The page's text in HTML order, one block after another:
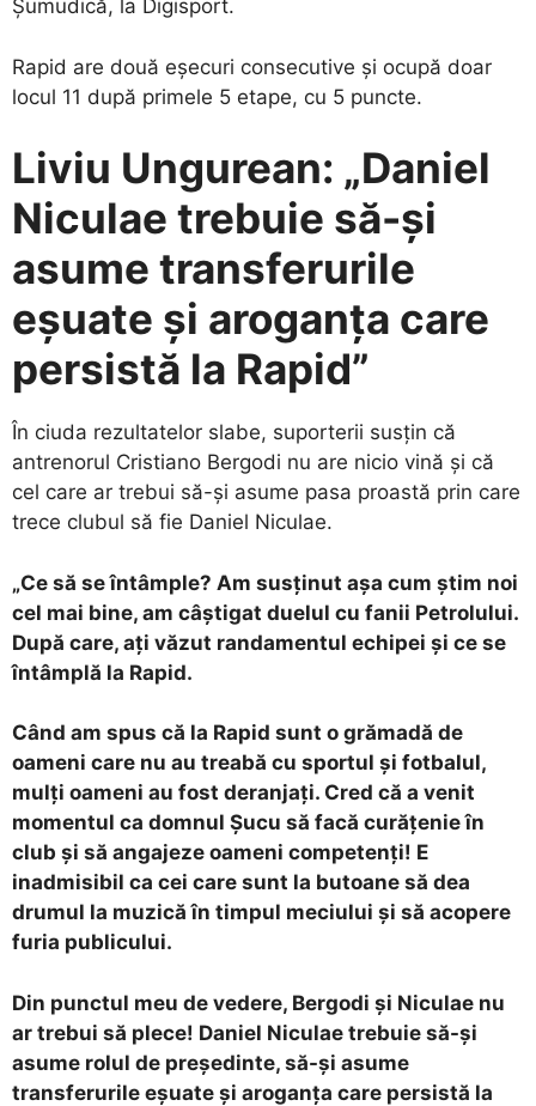
Șumudică, la Digisport.
Rapid are două eșecuri consecutive și ocupă doar
locul 11 după primele 5 etape, cu 5 puncte.
Liviu Ungurean: „Daniel
Niculae trebuie să-și
asume transferurile
eșuate și aroganța care
persistă la Rapid”
În ciuda rezultatelor slabe, suporterii susțin că
antrenorul Cristiano Bergodi nu are nicio vină și că
cel care ar trebui să-și asume pasa proastă prin care
trece clubul să fie Daniel Niculae.
„Ce să se întâmple? Am susținut așa cum știm noi
cel mai bine, am câștigat duelul cu fanii Petrolului.
După care, ați văzut randamentul echipei și ce se
întâmplă la Rapid.
Când am spus că la Rapid sunt o grămadă de
oameni care nu au treabă cu sportul și fotbalul,
mulți oameni au fost deranjați. Cred că a venit
momentul ca domnul Șucu să facă curățenie în
club și să angajeze oameni competenți! E
inadmisibil ca cei care sunt la butoane să dea
drumul la muzică în timpul meciului și să acopere
furia publicului.
Din punctul meu de vedere, Bergodi și Niculae nu
ar trebui să plece! Daniel Niculae trebuie să-și
asume rolul de președinte, să-și asume
transferurile eșuate și aroganța care persistă la